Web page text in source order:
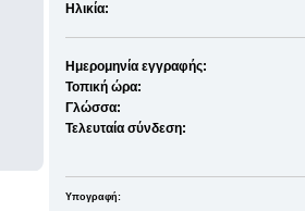
Ηλικία:
Ημερομηνία εγγραφής:
Τοπική ώρα:
Γλώσσα:
Τελευταία σύνδεση:
Υπογραφή: